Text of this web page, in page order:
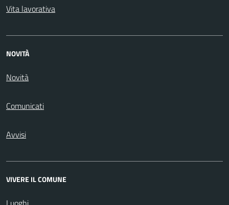
Vita lavorativa
NOVITÀ
Novità
Comunicati
Avvisi
VIVERE IL COMUNE